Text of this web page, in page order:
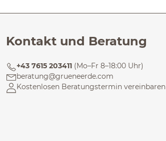
Kontakt und Beratung
+43 7615 203411 (Mo–Fr 8–18:00 Uhr)
beratung@grueneerde.com
Kostenlosen Beratungstermin vereinbaren